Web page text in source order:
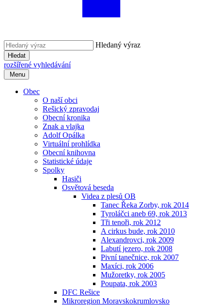
Hledaný výraz
Hledat
rozšířené vyhledávání
Menu
Obec
O naší obci
Rešický zpravodaj
Obecní kronika
Znak a vlajka
Adolf Opálka
Virtuální prohlídka
Obecní knihovna
Statistické údaje
Spolky
Hasiči
Osvětová beseda
Videa z plesů OB
Tanec Řeka Zorby, rok 2014
Tyroláčci aneb 69, rok 2013
Tři tenoři, rok 2012
A cirkus bude, rok 2010
Alexandrovci, rok 2009
Labutí jezero, rok 2008
Pivní tanečnice, rok 2007
Maxíci, rok 2006
Mužoretky, rok 2005
Poupata, rok 2003
DFC Rešice
Mikroregion Moravskokrumlovsko